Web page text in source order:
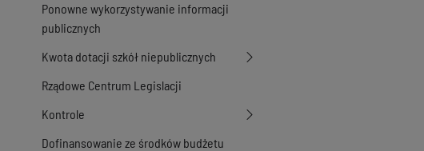
Ponowne wykorzystywanie informacji
publicznych
Kwota dotacji szkół niepublicznych
Rządowe Centrum Legislacji
Kontrole
Dofinansowanie ze środków budżetu